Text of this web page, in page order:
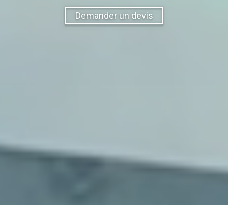
Demander un devis